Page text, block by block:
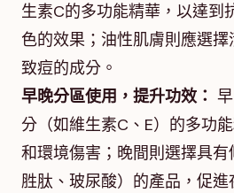
生素C的多功能精華，以達到
色的效果；油性肌膚則應選
致痘的成分。
早晚分區使用，提升功效：
分（如維生素C、E）的多功
和環境傷害；晚間則選擇具
胜肽、玻尿酸）的產品，促